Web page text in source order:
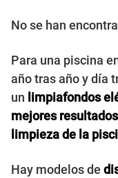
No se han
Para una piscina
año tras año y día
un limpiafondos
mejores
limpieza de la
Hay modelos de